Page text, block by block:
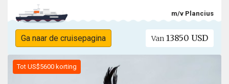
m/v Plancius
Ga naar de cruisepagina Van 13850 USD
Tot US$5600 korting